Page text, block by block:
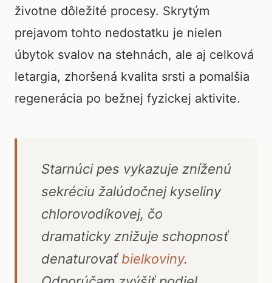
životne dôležité procesy. Skrytým
prejavom tohto nedostatku je nielen
úbytok svalov na stehnách, ale aj celková
letargia, zhoršená kvalita srsti a pomalšia
regenerácia po bežnej fyzickej aktivite.
Starnúci pes vykazuje zníženú
sekréciu žalúdočnej kyseliny
chlorovodíkovej, čo
dramaticky znižuje schopnosť
denaturovaťbielkoviny.